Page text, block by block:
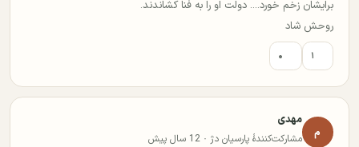
برایشان زخم خورد.... دولت او را به فنا کشاندند.
روحش شاد
۱ ۰
م
مهدی
مشارکت‌کنندهٔ پارسیان دژ · 12 سال پیش